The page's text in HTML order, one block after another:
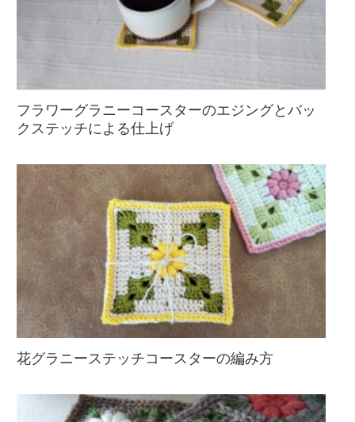
フラワーグラニーコースターのエジングとバッ
クステッチによる仕上げ
花グラニーステッチコースターの編み方